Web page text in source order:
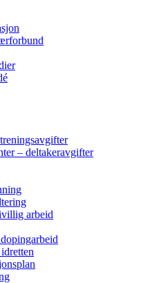
– deltakeravgifter
arbeid